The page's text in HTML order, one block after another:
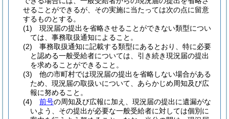
せることができるが、その実施に当たっては次の点に留意
するものとする。
(1)
現況届の提出を省略させることができない類型につい
ては、事務取扱通知によること。
(2)
事務取扱通知に記載する類型にあるとおり、特に必要
と認める一般受給者については、引き続き現況届の提出
を求めることができること。
(3)
他の市町村では現況届の提出を省略しない場合がある
ため、現況届の取扱いについて、あらかじめ周知及び広
報に努めること。
(4)
前号の周知及び広報に加え、現況届の提出に遺漏がな
いよう、その提出が必要な一般受給者に対しては個別に